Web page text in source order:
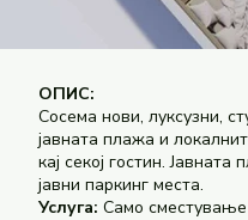
ОПИС:
Сосема нови, луксузни,
јавната плажа и
кај секој гостин.
јавни паркинг места.
Услуга: Само сместување